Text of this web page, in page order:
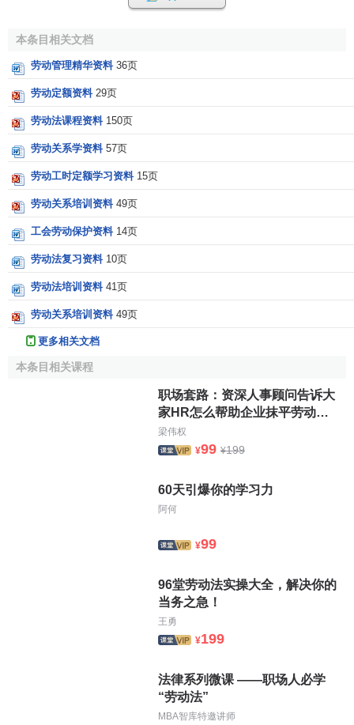
劳动资料必然归个人所有，有两个方面的原因：其一，
体的安全感和积极性，其二，劳动资料是进行
要工具，必须由经营管理
社会经济稳定运行，生产力水平不断提高。
本条目相关文档
劳动管理精华资料 36页
劳动定额资料 29页
劳动法课程资料 150页
劳动关系学资料 57页
劳动工时定额学习资料 15页
劳动关系培训资料 49页
工会劳动保护资料 14页
劳动法复习资料 10页
劳动法培训资料 41页
劳动关系培训资料 49页
更多相关文档
本条目相关课程
职场套路：资深人事顾问告诉大
家HR怎么帮助企业抹平劳动纠
纷
梁伟权
¥99 ¥199
60天引爆你的学习力
阿何
¥99
96堂劳动法实操大全，解决你的
当务之急！
王勇
¥199
法律系列微课 ——职场人必学
“劳动法”
MBA智库特邀讲师